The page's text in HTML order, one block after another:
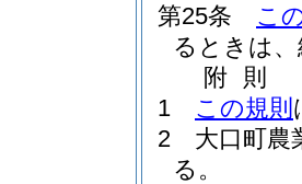
第25条
こ
るときは
附 則
1
この規則
2
大口町農
る。